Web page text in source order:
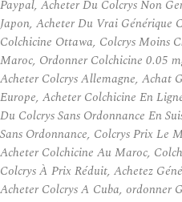
Paypal, Acheter Du Colcrys Non
Japon, Acheter Du Vrai Générique
Colchicine Ottawa, Colcrys Moins
Maroc, Ordonner Colchicine 0.05
Acheter Colcrys Allemagne, Achat
Europe, Acheter Colchicine En
Du Colcrys Sans Ordonnance En
Sans Ordonnance, Colcrys Prix Le
Acheter Colchicine Au Maroc,
Colcrys À Prix Réduit, Achetez
Acheter Colcrys A Cuba, ordonner